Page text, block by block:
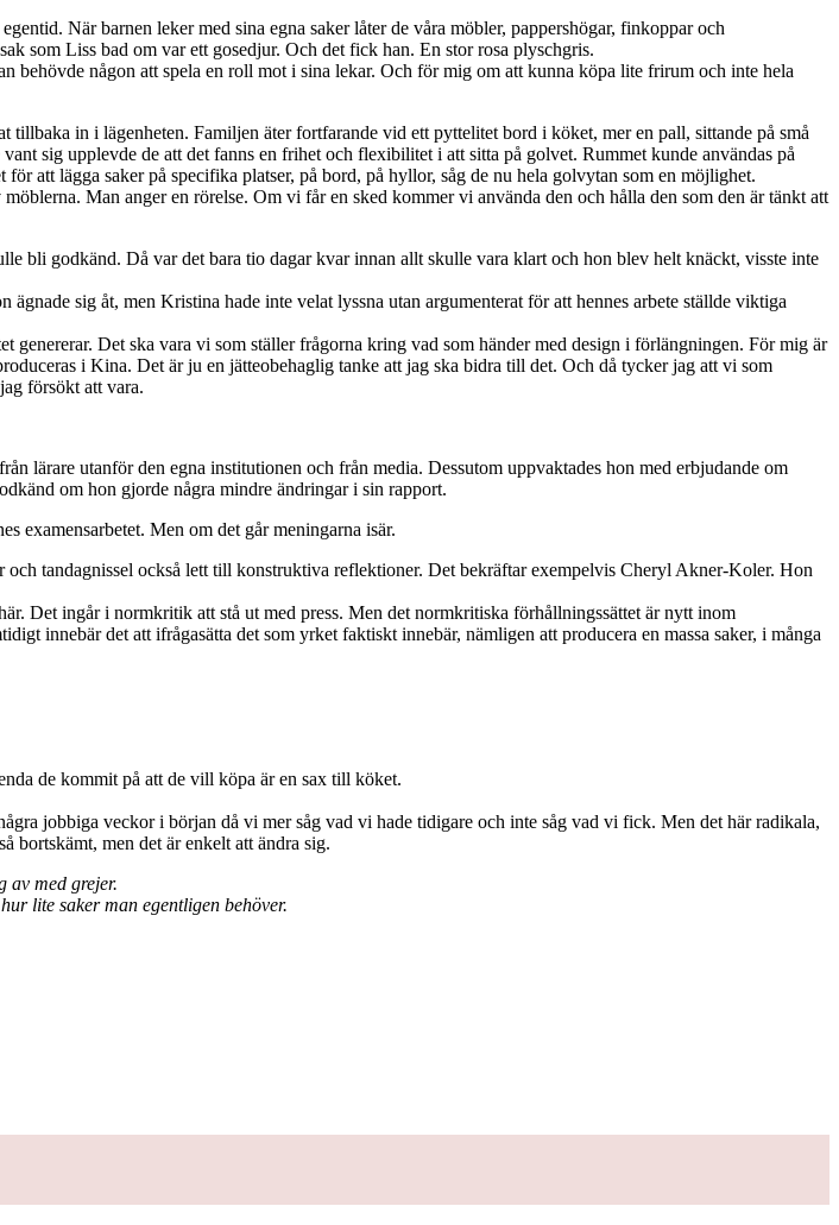
När barnen leker med sina egna saker låter de våra möbler, pappershögar, finkoppar och
som Liss bad om var ett gosedjur. Och det fick han. En stor rosa plyschgris.
behövde någon att spela en roll mot i sina lekar. Och för mig om att kunna köpa lite frirum och inte hela
in i lägenheten. Familjen äter fortfarande vid ett pyttelitet bord i köket, mer en pall, sittande på små
sig upplevde de att det fanns en frihet och flexibilitet i att sitta på golvet. Rummet kunde användas på
att lägga saker på specifika platser, på bord, på hyllor, såg de nu hela golvytan som en möjlighet.
Man anger en rörelse. Om vi får en sked kommer vi använda den och hålla den som den är tänkt att
bli godkänd. Då var det bara tio dagar kvar innan allt skulle vara klart och hon blev helt knäckt, visste inte
sig åt, men Kristina hade inte velat lyssna utan argumenterat för att hennes arbete ställde viktiga
Det ska vara vi som ställer frågorna kring vad som händer med design i förlängningen. För mig är
i Kina. Det är ju en jätteobehaglig tanke att jag ska bidra till det. Och då tycker jag att vi som
försökt att vara.
lärare utanför den egna institutionen och från media. Dessutom uppvaktades hon med erbjudande om
om hon gjorde några mindre ändringar i sin rapport.
examensarbetet. Men om det går meningarna isär.
tandagnissel också lett till konstruktiva reflektioner. Det bekräftar exempelvis Cheryl Akner-Koler. Hon
Det ingår i normkritik att stå ut med press. Men det normkritiska förhållningssättet är nytt inom
innebär det att ifrågasätta det som yrket faktiskt innebär, nämligen att producera en massa saker, i många
de kommit på att de vill köpa är en sax till köket.
jobbiga veckor i början då vi mer såg vad vi hade tidigare och inte såg vad vi fick. Men det här radikala,
bortskämt, men det är enkelt att ändra sig.
av med grejer.
lite saker man egentligen behöver.